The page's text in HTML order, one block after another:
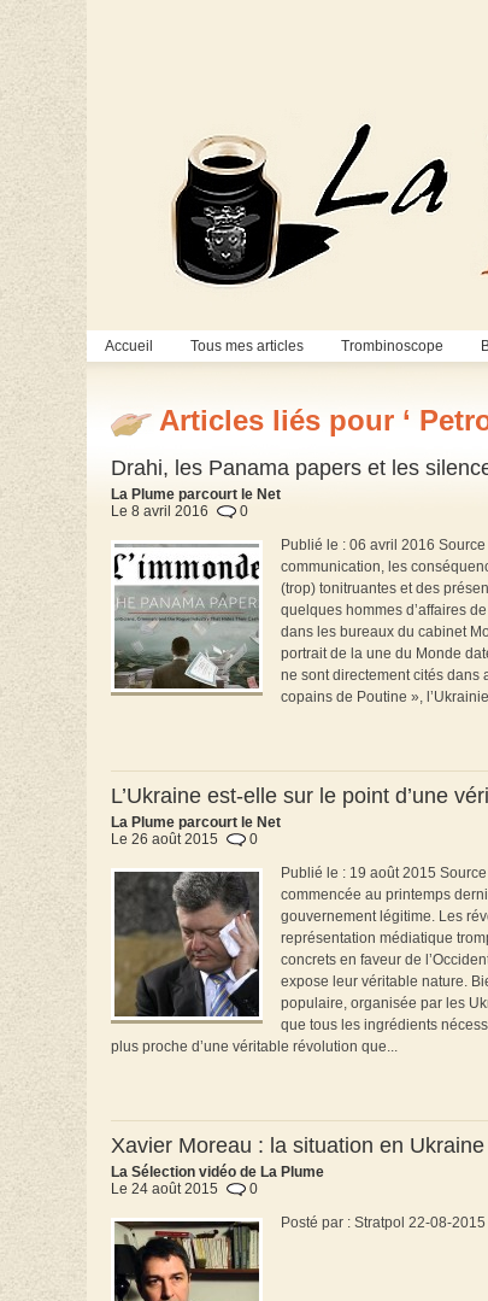
Accueil Tous mes articles Trombinoscope
Articles liés pour ‘
Drahi, les Panama papers et les
La Plume parcourt le Net
Le 8 avril 2016
0
Publié le : 06 avril 2016
communication, les
(trop) tonitruantes et des
quelques hommes d’affaires
dans les bureaux du cabinet
portrait de la une du Monde
ne sont directement cités
copains de Poutine »,
L’Ukraine est-elle sur le point d’une
La Plume parcourt le Net
Le 26 août 2015
0
Publié le : 19 août 2015
commencée au printemps
gouvernement légitime. Les
représentation médiatique
concrets en faveur de
expose leur véritable nature.
populaire, organisée par les
que tous les ingrédients
plus proche d’une véritable révolution que...
Xavier Moreau : la situation en
La Sélection vidéo de La Plume
Le 24 août 2015
0
Posté par : Stratpol 22-08-2015